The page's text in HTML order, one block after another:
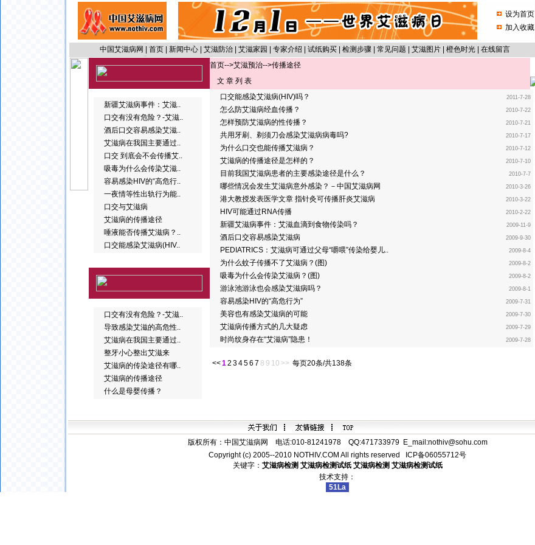
设为首页
加入收藏
中国艾滋病网 首页 新闻中心 艾滋防治 艾滋家园 专家介绍 试纸购买 检测步骤 常见问题 艾滋图片 橙色时光 在线留言
新疆艾滋病事件：艾滋..
口交有没有危险？-艾滋..
酒后口交容易感染艾滋..
艾滋病在我国主要通过..
口交 到底会不会传播艾..
吸毒为什么会传染艾滋..
容易感染HIV的“高危行..
一夜情等性出轨行为能..
口交与艾滋病
艾滋病的传播途径
唾液能否传播艾滋病？..
口交能感染艾滋病(HIV..
口交有没有危险？-艾滋..
导致感染艾滋的高危性..
艾滋病在我国主要通过..
整牙小心整出艾滋来
艾滋病的传染途径有哪..
艾滋病的传播途径
什么是母婴传播？
首页-->艾滋预治-->传播途径
文 章 列 表
口交能感染艾滋病(HIV)吗？
2011-7-28
怎么防艾滋病经血传播？ 2010-7-22
怎样预防艾滋病的性传播？ 2010-7-21
共用牙刷、剃须刀会感染艾滋病病毒吗? 2010-7-17
为什么口交也能传播艾滋病？ 2010-7-12
艾滋病的传播途径是怎样的？ 2010-7-10
目前我国艾滋病患者的主要感染途径是什么？ 2010-7-7
哪些情况会发生艾滋病意外感染？－中国艾滋病网 2010-3-26
港大教授发表医学文章 指针灸可传播肝炎艾滋病 2010-3-22
HIV可能通过RNA传播 2010-2-22
新疆艾滋病事件：艾滋血滴到食物传染吗？ 2009-11-9
酒后口交容易感染艾滋病 2009-9-30
PEDIATRICS：艾滋病可通过父母“嚼喂”传染给婴儿.. 2009-8-4
为什么蚊子传播不了艾滋病？(图) 2009-8-2
吸毒为什么会传染艾滋病？(图) 2009-8-2
游泳池游泳也会感染艾滋病吗？ 2009-8-1
容易感染HIV的“高危行为” 2009-7-31
美容也有感染艾滋病的可能 2009-7-30
艾滋病传播方式的几大疑虑 2009-7-29
时尚纹身存在“艾滋病”隐患！ 2009-7-28
<<12 3456 7 8 9 10 >> 每页20条/共138条
版权所有： 中国艾滋病网 电话:010-81241978 QQ:471733979 E_mail:nothiv@sohu.com
Copyright (c) 2005--2010 NOTHIV.COM All rights reserved
ICP备06055712号
关键字： 艾滋病检测 艾滋病检测试纸 艾滋病检测 艾滋病检测试纸
技术支持：
51La